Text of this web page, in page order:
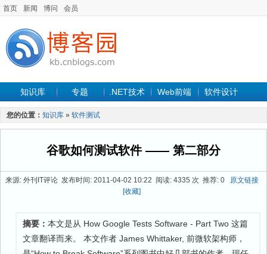
首页 新闻 博问 会员
知识库 专题 .NET技术 Web前端 软件设计
手机开发 软件工程
最新文章
您的位置： 知识库 » 软件测试
谷歌如何测试软件 —— 第二部分
来源: 外刊IT评论 发布时间: 2011-04-02 10:22 阅读: 4335 次 推荐: 0
原文链接
[收藏]
摘要： 本文是从 How Google Tests Software - Part Two 这篇
文章翻译而来。 本文作者 James Whittaker, 前微软架构师，